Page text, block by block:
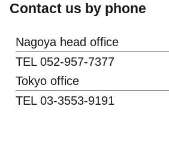
保護団体」及び苦情のお申
当社は、以下の認定個人情
護団体に加盟しております。
Contact us by phone
Nagoya head office
TEL 052-957-7377
Tokyo office
TEL 03-3553-9191